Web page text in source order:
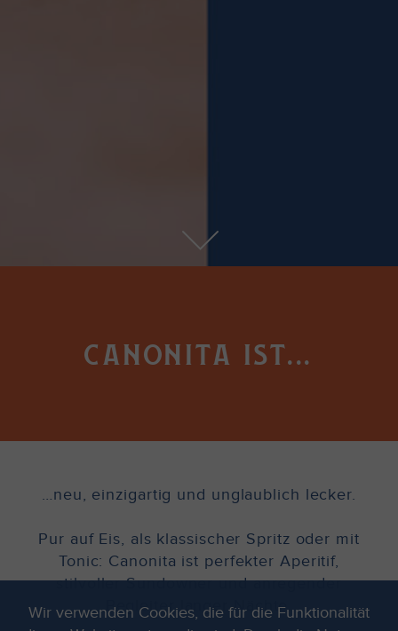
canonita ist...
…neu, einzigartig und unglaublich lecker.
Pur auf Eis, als klassischer Spritz oder mit
Tonic: Canonita ist perfekter Aperitif,
stilvoller Sundowner und anregender
Begleiter langer Nächte.
Wir verwenden Cookies, die für die Funktionalität